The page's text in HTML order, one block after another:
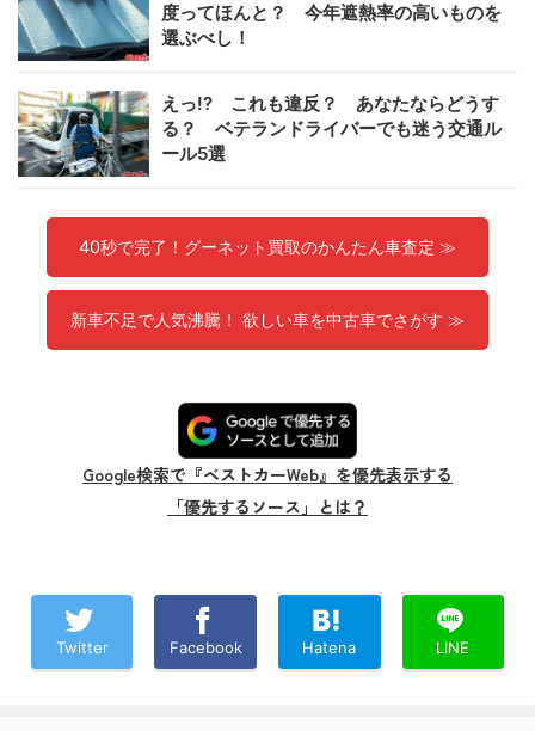
度ってほんと？ 今年遮熱率の高いものを
選ぶべし！
えっ!? これも違反？ あなたならどうす
る？ ベテランドライバーでも迷う交通ル
ール5選
40秒で完了！グーネット買取のかんたん車査定 ≫
新車不足で人気沸騰！ 欲しい車を中古車でさがす ≫
Google検索で『ベストカーWeb』を優先表示する
「優先するソース」とは？
Twitter Facebook Hatena LINE